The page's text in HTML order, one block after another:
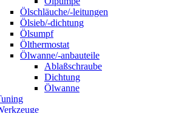
Ölschläuche/-leitungen
Ölsieb/-dichtung
Ölsumpf
Ölthermostat
Ölwanne/-anbauteile
Ablaßschraube
Dichtung
Ölwanne